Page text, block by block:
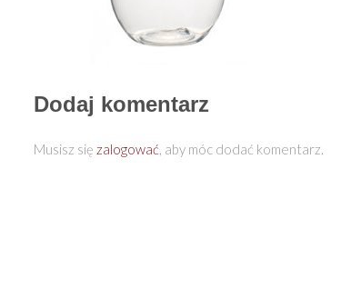
Dodaj komentarz
Musisz się zalogować, aby móc dodać komentarz.